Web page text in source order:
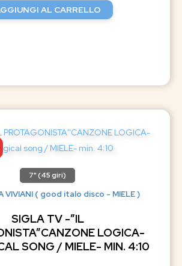
AL CARRELLO
7" (45 giri)
VIVIANI ( good italo disco - MIELE )
SIGLA TV -”IL
LOGICA-
SONG / MIELE- MIN. 4:10